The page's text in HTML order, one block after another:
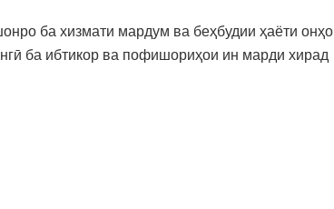
ба хизмати мардум ва беҳбудии ҳаёти онҳо
ба ибтикор ва пофишориҳои ин марди хирад